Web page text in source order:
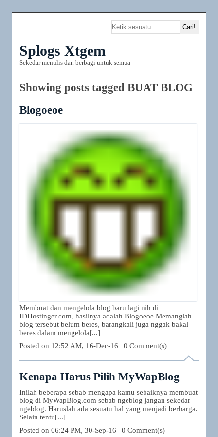
Splogs Xtgem
Sekedar menulis dan berbagi untuk semua
Showing posts tagged BUAT BLOG
Blogoeoe
Membuat dan mengelola blog baru lagi nih di
IDHostinger.com, hasilnya adalah Blogoeoe Memanglah
blog tersebut belum beres, barangkali juga nggak bakal
beres dalam mengelola[...]
Posted on 12:52 AM, 16-Dec-16 | 0 Comment(s)
Kenapa Harus Pilih MyWapBlog
Inilah beberapa sebab mengapa kamu sebaiknya membuat
blog di MyWapBlog.com sebab ngeblog jangan sekedar
ngeblog. Haruslah ada sesuatu hal yang menjadi berharga.
Selain tentu[...]
Posted on 06:24 PM, 30-Sep-16 | 0 Comment(s)